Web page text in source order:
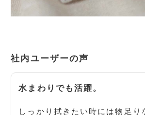
社内ユーザーの声
水まわりでも活躍。
しっかり拭きたい時には物足り